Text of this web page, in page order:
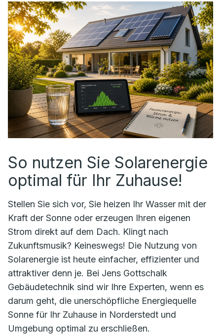
So nutzen Sie Solarenergie
optimal für Ihr Zuhause!
Stellen Sie sich vor, Sie heizen Ihr Wasser mit der
Kraft der Sonne oder erzeugen Ihren eigenen
Strom direkt auf dem Dach. Klingt nach
Zukunftsmusik? Keineswegs! Die Nutzung von
Solarenergie ist heute einfacher, effizienter und
attraktiver denn je. Bei Jens Gottschalk
Gebäudetechnik sind wir Ihre Experten, wenn es
darum geht, die unerschöpfliche Energiequelle
Sonne für Ihr Zuhause in Norderstedt und
Umgebung optimal zu erschließen.